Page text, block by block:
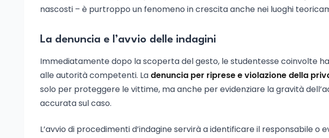
nascosti – è purtroppo un fenomeno in crescita anche nei luoghi
La denuncia e l’avvio delle indagini
Immediatamente dopo la scoperta del gesto, le studentesse coinvolte
alle autorità competenti. La denuncia per riprese e violazione della
solo per proteggere le vittime, ma anche per evidenziare la gravità
accurata sul caso.
L’avvio di procedimenti d’indagine servirà a identificare il responsabile